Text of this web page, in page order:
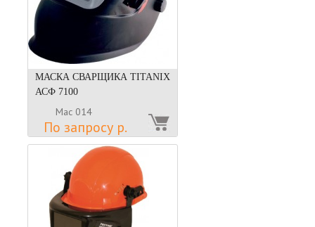
МАСКА СВАРЩИКА TITANIX
АСФ 7100
Мас 014
По запросу р.